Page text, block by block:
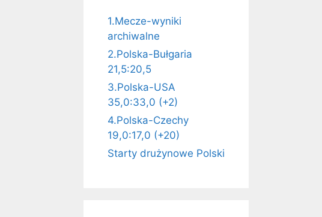
1.Mecze-wyniki
archiwalne
2.Polska-Bułgaria
21,5:20,5
3.Polska-USA
35,0:33,0 (+2)
4.Polska-Czechy
19,0:17,0 (+20)
Starty drużynowe Polski